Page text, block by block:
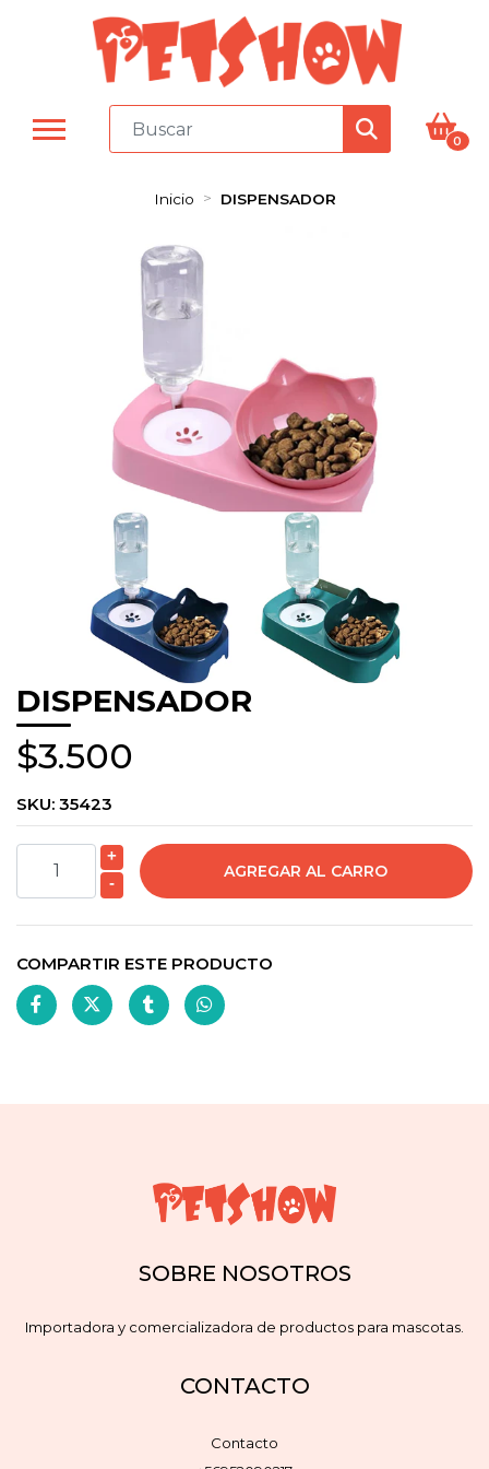
0
Inicio DISPENSADOR
DISPENSADOR
$3.500
SKU: 35423
+
-
COMPARTIR ESTE PRODUCTO
SOBRE NOSOTROS
Importadora y comercializadora de productos para mascotas.
CONTACTO
Contacto